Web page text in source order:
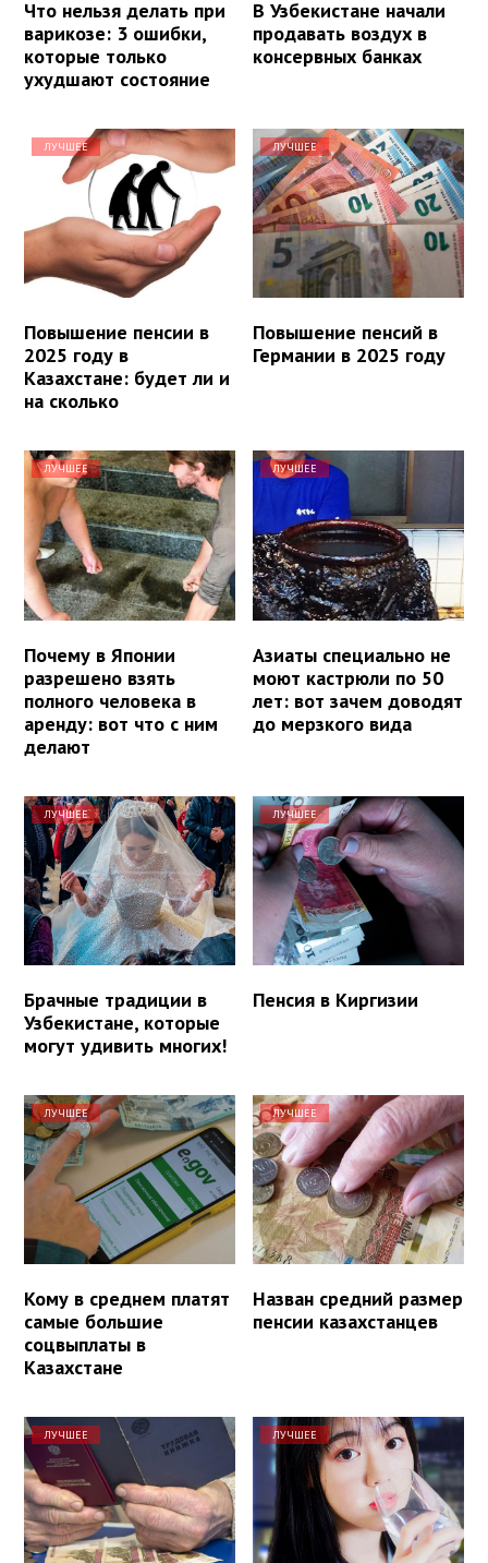
Что нельзя делать при
варикозе: 3 ошибки,
которые только
ухудшают состояние
В Узбекистане начали
продавать воздух в
консервных банках
ЛУЧШЕЕ
Повышение пенсии в
2025 году в
Казахстане: будет ли и
на сколько
ЛУЧШЕЕ
Повышение пенсий в
Германии в 2025 году
ЛУЧШЕЕ
Почему в Японии
разрешено взять
полного человека в
аренду: вот что с ним
делают
ЛУЧШЕЕ
Азиаты специально не
моют кастрюли по 50
лет: вот зачем доводят
до мерзкого вида
ЛУЧШЕЕ
Брачные традиции в
Узбекистане, которые
могут удивить многих!
ЛУЧШЕЕ
Пенсия в Киргизии
ЛУЧШЕЕ
Кому в среднем платят
самые большие
соцвыплаты в
Казахстане
ЛУЧШЕЕ
Назван средний размер
пенсии казахстанцев
ЛУЧШЕЕ ЛУЧШЕЕ